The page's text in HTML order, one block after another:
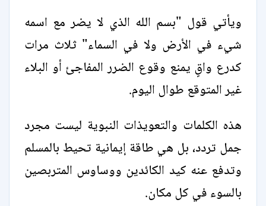
ويأتي قول "بسم الله الذي لا يضر مع اسمه
شيء في الأرض ولا في السماء" ثلاث مرات
كدرع واقٍ يمنع وقوع الضرر المفاجئ أو البلاء
غير المتوقع طوال اليوم.
هذه الكلمات والتعويذات النبوية ليست مجرد
جمل تردد، بل هي طاقة إيمانية تحيط بالمسلم
وتدفع عنه كيد الكائدين ووساوس المتربصين
بالسوء في كل مكان.